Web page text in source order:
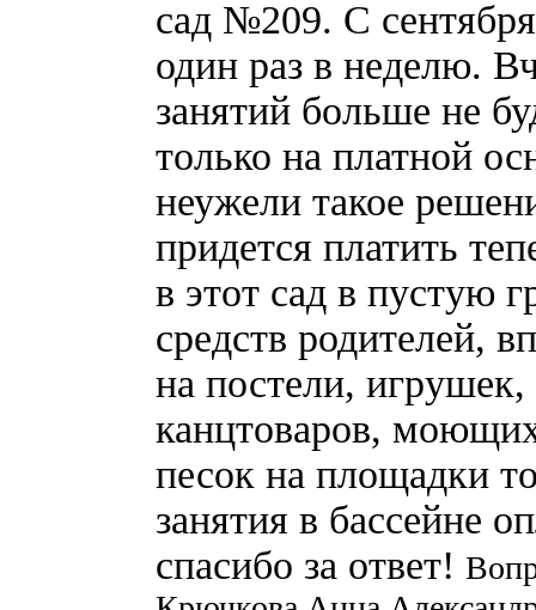
сад №209. С
один раз в неделю.
занятий больше не
только на платной
неужели такое
придется платить
в этот сад в пустую
средств родителей,
на постели, игрушек,
канцтоваров,
песок на площадки
занятия в бассейне
спасибо за ответ!